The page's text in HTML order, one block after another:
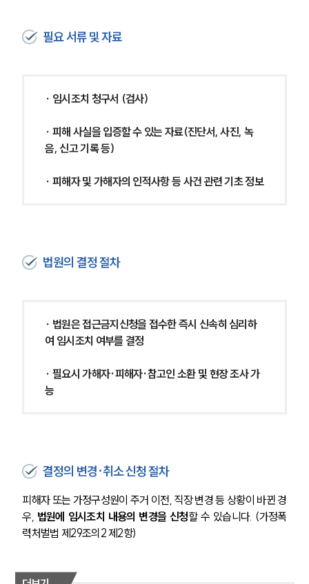
필요 서류 및 자료
∙ 임시조치 청구서 (검사)
∙ 피해 사실을 입증할 수 있는 자료(진단서, 사진, 녹
음, 신고 기록 등)
∙ 피해자 및 가해자의 인적사항 등 사건 관련 기초 정보
법원의 결정 절차
∙ 법원은 접근금지신청을 접수한 즉시 신속히 심리하
여 임시조치 여부를 결정
∙ 필요시 가해자·피해자·참고인 소환 및 현장 조사 가
능
결정의 변경·취소 신청 절차
피해자 또는 가정구성원이 주거 이전, 직장 변경 등 상황이 바뀐 경
우, 법원에 임시조치 내용의 변경을 신청할 수 있습니다. (가정폭
력처벌법 제29조의2 제2항)